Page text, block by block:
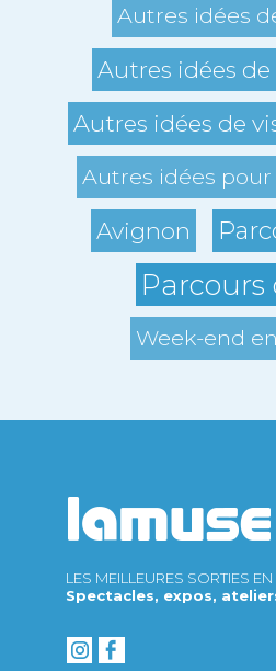
Autres idées
Autres idées
Autres idées de
Autres idées pour
Avignon
Parcours
Week-end
LES MEILLEURES SORTIES EN
Spectacles, expos,